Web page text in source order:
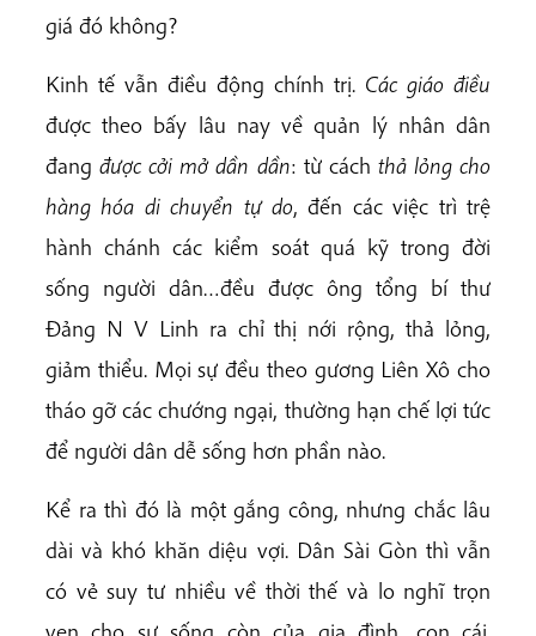
giá đó không?
Kinh tế vẫn điều động chính trị. Các giáo điều
được theo bấy lâu nay về quản lý nhân dân
đangđược cởi mở dần dần: từ cách thả lỏng cho
hàng hóa di chuyển tự do, đến các việc trì trệ
hành chánh các kiểm soát quá kỹ trong đời
sống người dân…đều được ông tổng bí thư
Đảng N V Linh ra chỉ thị nới rộng, thả lỏng,
giảm thiểu. Mọi sự đều theo gương Liên Xô cho
tháo gỡ các chướng ngại, thường hạn chế lợi tức
để người dân dễ sống hơn phần nào.
Kể ra thì đó là một gắng công, nhưng chắc lâu
dài và khó khăn diệu vợi. Dân Sài Gòn thì vẫn
có vẻ suy tư nhiều về thời thế và lo nghĩ trọn